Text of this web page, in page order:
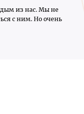
из нас. Мы не
с ним. Но очень